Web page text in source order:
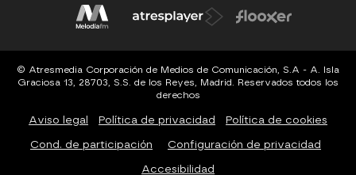
© Atresmedia Corporación de Medios de Comunicación, S.A - A. Isla
Graciosa 13, 28703, S.S. de los Reyes, Madrid. Reservados todos los
derechos
Aviso legal Política de privacidad Política de cookies
Cond. de participación Configuración de privacidad
Accesibilidad